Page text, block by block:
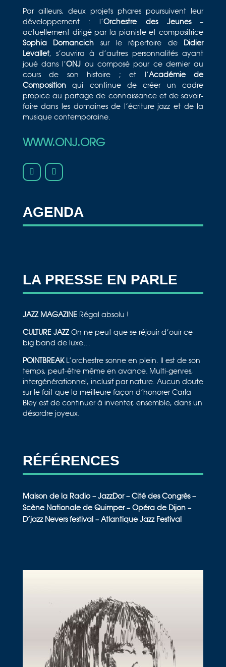
Par ailleurs, deux projets phares poursuivent leur
développement : l’Orchestre des Jeunes–
actuellement dirigé par la pianiste et compositrice
Sophia Domancich sur le répertoire de Didier
Levallet, s’ouvrira à d’autres personnalités ayant
joué dans l’ONJ ou composé pour ce dernier au
cours de son histoire ; et l’Académie de
Compositionqui continue de créer un cadre
propice au partage de connaissance et de savoir-
faire dans les domaines de l’écriture jazz et de la
musique contemporaine.
WWW.ONJ.ORG
AGENDA
LA PRESSE EN PARLE
JAZZ MAGAZINERégal absolu !
CULTURE JAZZOn ne peut que se réjouir d’ouïr ce
big band de luxe…
POINTBREAKL’orchestre sonne en plein. Il est de son
temps, peut-être même en avance. Multi-genres,
intergénérationnel, inclusif par nature. Aucun doute
sur le fait que la meilleure façon d’honorer Carla
Bley est de continuer à inventer, ensemble, dans un
désordre joyeux.
RÉFÉRENCES
Maison de la Radio – JazzDor – Cité des Congrès –
Scène Nationale de Quimper – Opéra de Dijon –
D’jazz Nevers festival – Atlantique Jazz Festival